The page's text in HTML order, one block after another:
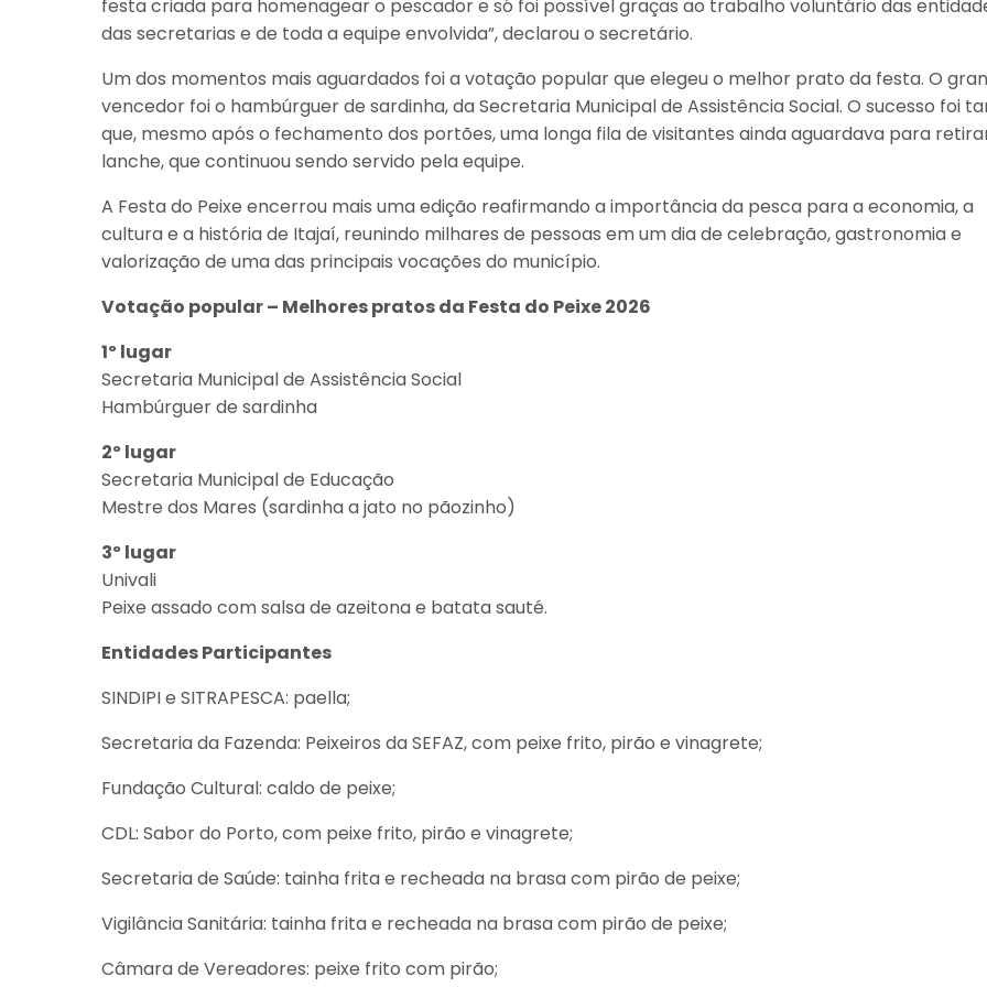
festa criada para homenagear o pescador e só foi possível graças ao trabalho voluntário das
das secretarias e de toda a equipe envolvida”, declarou o secretário.
Um dos momentos mais aguardados foi a votação popular que elegeu o melhor prato da festa. O
vencedor foi o hambúrguer de sardinha, da Secretaria Municipal de Assistência Social. O sucesso foi
que, mesmo após o fechamento dos portões, uma longa fila de visitantes ainda aguardava para
lanche, que continuou sendo servido pela equipe.
A Festa do Peixe encerrou mais uma edição reafirmando a importância da pesca para a economia, a
cultura e a história de Itajaí, reunindo milhares de pessoas em um dia de celebração, gastronomia e
valorização de uma das principais vocações do município.
Votação popular – Melhores pratos da Festa do Peixe 2026
1º lugar
Secretaria Municipal de Assistência Social
Hambúrguer de sardinha
2º lugar
Secretaria Municipal de Educação
Mestre dos Mares (sardinha a jato no pãozinho)
3º lugar
Univali
Peixe assado com salsa de azeitona e batata sauté.
Entidades Participantes
SINDIPI e SITRAPESCA: paella;
Secretaria da Fazenda: Peixeiros da SEFAZ, com peixe frito, pirão e vinagrete;
Fundação Cultural: caldo de peixe;
CDL: Sabor do Porto, com peixe frito, pirão e vinagrete;
Secretaria de Saúde: tainha frita e recheada na brasa com pirão de peixe;
Vigilância Sanitária: tainha frita e recheada na brasa com pirão de peixe;
Câmara de Vereadores: peixe frito com pirão;